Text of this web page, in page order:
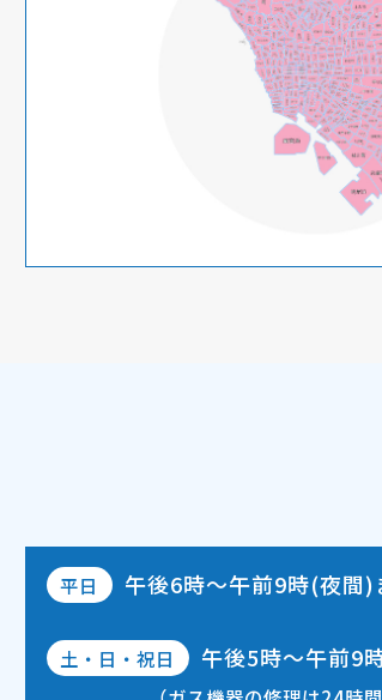
平日 午後6時～午前9時(夜間)
土・日・祝日 午後5時～午前9